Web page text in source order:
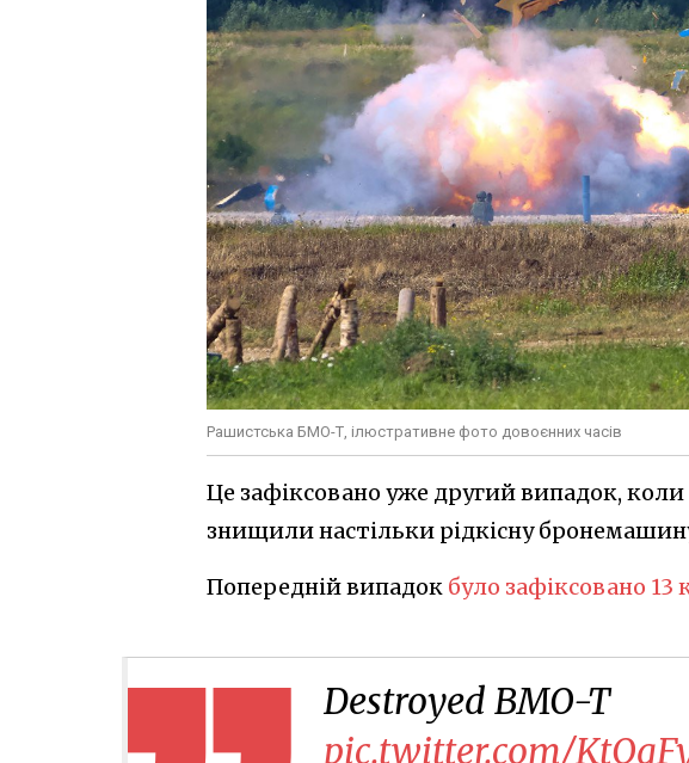
Рашистська БМО-Т, ілюстративне фото довоєнних часів
Це зафіксовано уже другий випадок, коли
знищили настільки рідкісну
Попередній випадок було зафіксовано 13
Destroyed BMO-T
pic.twitter.com/